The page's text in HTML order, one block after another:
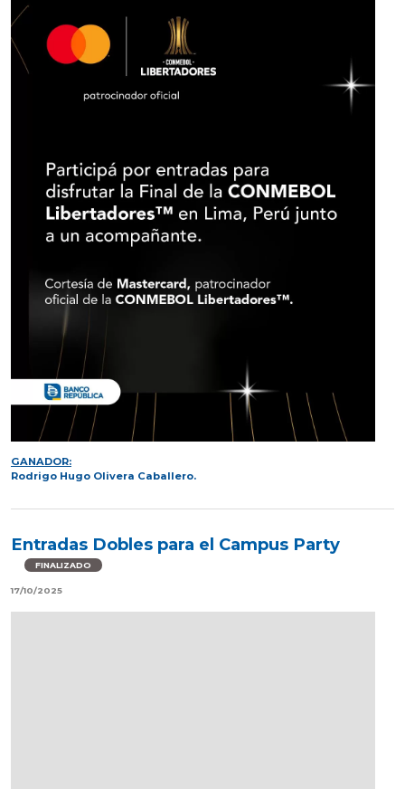
GANADOR:
Rodrigo Hugo Olivera Caballero.
Entradas Dobles para el Campus Party
FINALIZADO
17/10/2025